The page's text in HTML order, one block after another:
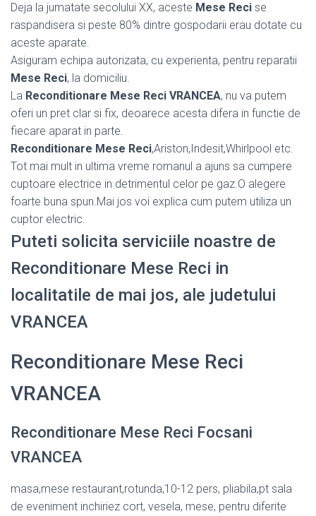
Deja la jumatate secolului XX, aceste Mese Reci se
raspandisera si peste 80% dintre gospodarii erau dotate cu
aceste aparate.
Asiguram echipa autorizata, cu experienta, pentru reparatii
Mese Reci, la domiciliu.
La Reconditionare Mese Reci VRANCEA, nu va putem
oferi un pret clar si fix, deoarece acesta difera in functie de
fiecare aparat in parte.
Reconditionare Mese Reci,Ariston,Indesit,Whirlpool etc.
Tot mai mult in ultima vreme romanul a ajuns sa cumpere
cuptoare electrice in detrimentul celor pe gaz.O alegere
foarte buna spun.Mai jos voi explica cum putem utiliza un
cuptor electric.
Puteti solicita serviciile noastre de
Reconditionare Mese Reci in
localitatile de mai jos, ale judetului
VRANCEA
Reconditionare Mese Reci
VRANCEA
Reconditionare Mese Reci Focsani
VRANCEA
masa,mese restaurant,rotunda,10-12 pers, pliabila,pt sala
de eveniment inchiriez cort, vesela, mese, pentru diferite